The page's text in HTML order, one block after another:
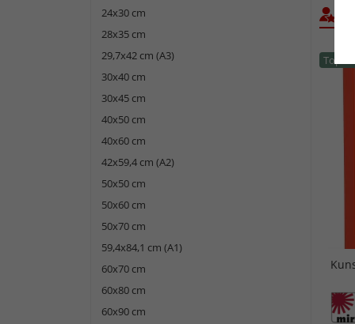
24x30 cm
28x35 cm
29,7x42 cm (A3)
30x40 cm
30x45 cm
40x50 cm
40x60 cm
42x59,4 cm (A2)
50x50 cm
50x60 cm
50x70 cm
59,4x84,1 cm (A1)
60x70 cm
60x80 cm
60x90 cm